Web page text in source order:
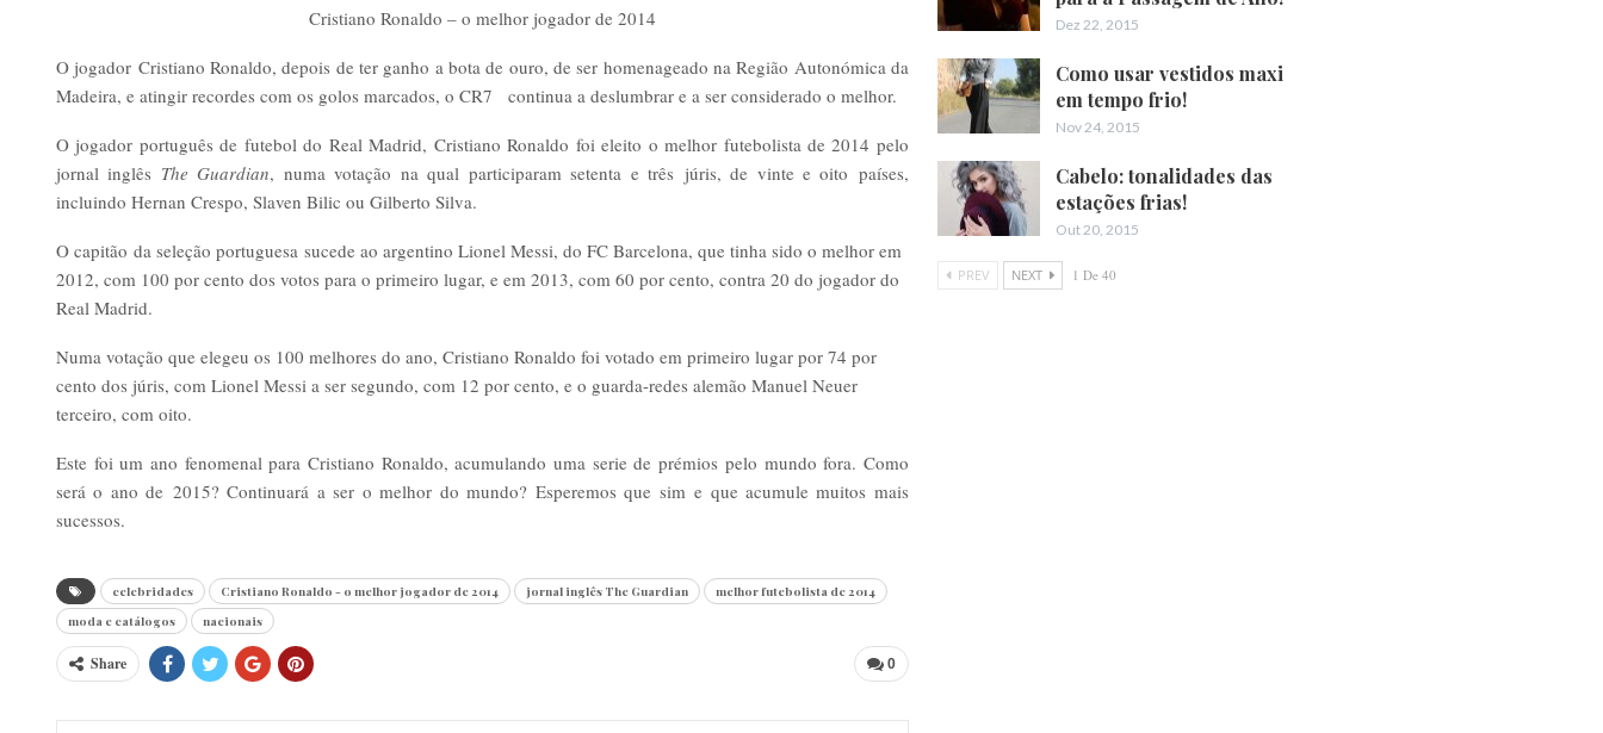
Cristiano Ronaldo – o melhor jogador de 2014
O jogador Cristiano Ronaldo, depois de ter ganho a bota de ouro, de ser homenageado na Região Autonómica da
Madeira, e atingir recordes com os golos marcados, o CR7 continua a deslumbrar e a ser considerado o melhor.
O jogador português de futebol do Real Madrid, Cristiano Ronaldo foi eleito o melhor futebolista de 2014 pelo
jornal inglês The Guardian, numa votação na qual participaram setenta e três júris, de vinte e oito países,
incluindo Hernan Crespo, Slaven Bilic ou Gilberto Silva.
O capitão da seleção portuguesa sucede ao argentino Lionel Messi, do FC Barcelona, que tinha sido o melhor em
2012, com 100 por cento dos votos para o primeiro lugar, e em 2013, com 60 por cento, contra 20 do jogador do
Real Madrid.
Numa votação que elegeu os 100 melhores do ano, Cristiano Ronaldo foi votado em primeiro lugar por 74 por
cento dos júris, com Lionel Messi a ser segundo, com 12 por cento, e o guarda-redes alemão Manuel Neuer
terceiro, com oito.
Este foi um ano fenomenal para Cristiano Ronaldo, acumulando uma serie de prémios pelo mundo fora. Como
será o ano de 2015? Continuará a ser o melhor do mundo? Esperemos que sim e que acumule muitos mais
sucessos.
celebridades Cristiano Ronaldo - o melhor jogador de 2014 jornal inglês The Guardian
melhor futebolista de 2014
moda e catálogos
nacionais
0
Share
Dez 22, 2015
Como usar vestidos maxi
em tempo frio!
Nov 24, 2015
Cabelo: tonalidades das
estações frias!
Out 20, 2015
PREV NEXT 1 De 40